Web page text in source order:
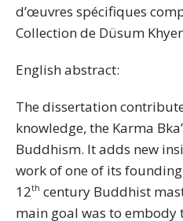
d’œuvres spécifiques
Collection de Düsum
English abstract:
The dissertation
knowledge, the Karma
Buddhism. It adds new
work of one of its
12th century Buddhist
main goal was to